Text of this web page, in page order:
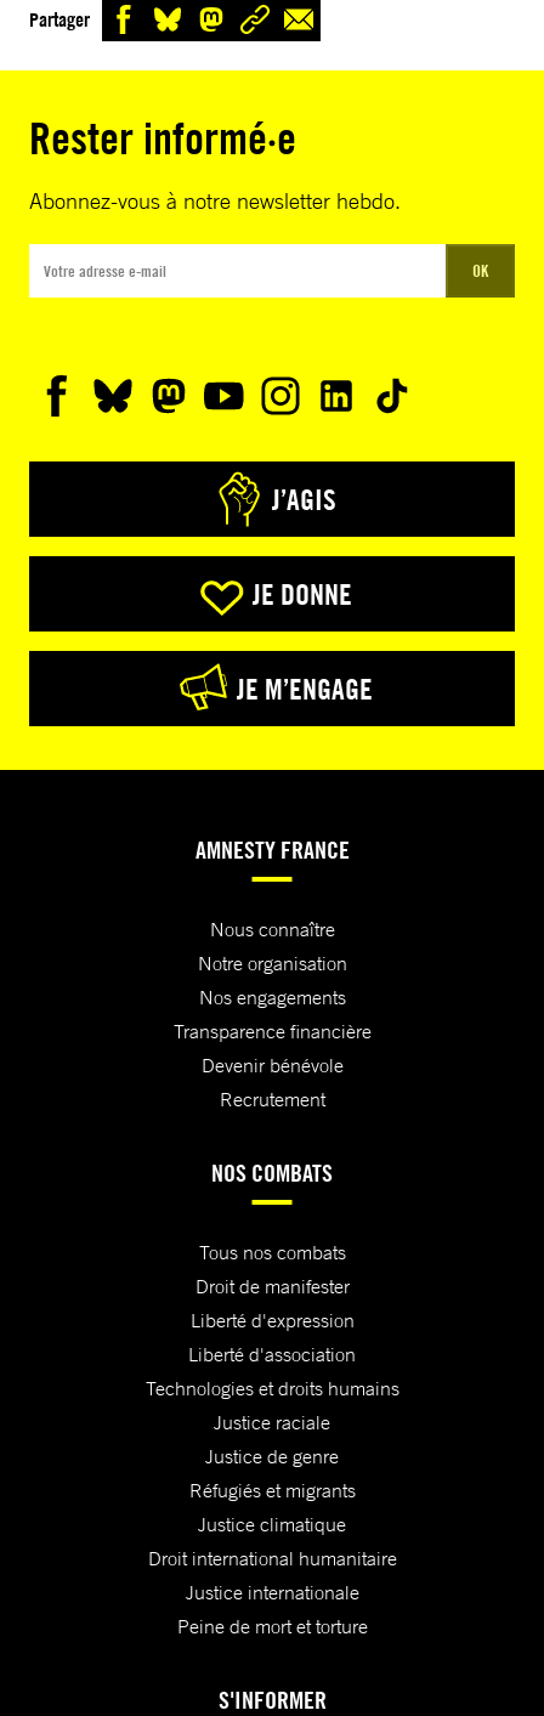
Partager
Rester informé·e
Abonnez-vous à notre newsletter hebdo.
OK
J’AGIS
JE DONNE
JE M’ENGAGE
AMNESTY FRANCE
Nous connaître
Notre organisation
Nos engagements
Transparence financière
Devenir bénévole
Recrutement
NOS COMBATS
Tous nos combats
Droit de manifester
Liberté d'expression
Liberté d'association
Technologies et droits humains
Justice raciale
Justice de genre
Réfugiés et migrants
Justice climatique
Droit international humanitaire
Justice internationale
Peine de mort et torture
S'INFORMER